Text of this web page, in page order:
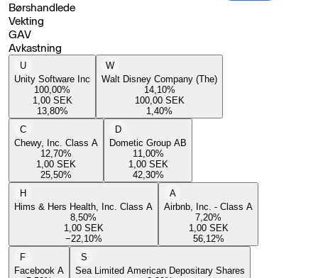
Børshandlede
Vekting
GAV
Avkastning
U
Unity Software Inc
100,00%
1,00 SEK
13,80%
W
Walt Disney Company (The)
14,10%
100,00 SEK
1,40%
C
Chewy, Inc. Class A
12,70%
1,00 SEK
25,50%
D
Dometic Group AB
11,00%
1,00 SEK
42,30%
H
Hims & Hers Health, Inc. Class A
8,50%
1,00 SEK
−22,10%
A
Airbnb, Inc. - Class A
7,20%
1,00 SEK
56,12%
F
Facebook A
S
Sea Limited American Depositary Shares